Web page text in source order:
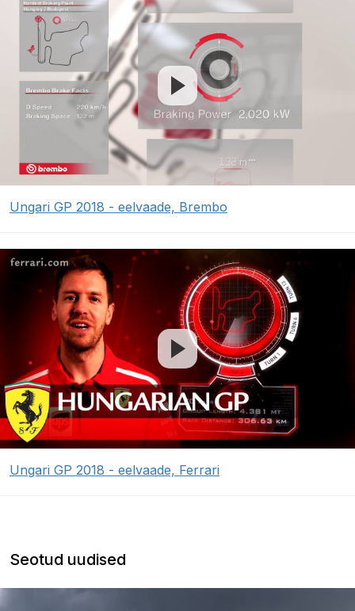
Ungari GP 2018 - eelvaade, Brembo
Ungari GP 2018 - eelvaade, Ferrari
Seotud uudised